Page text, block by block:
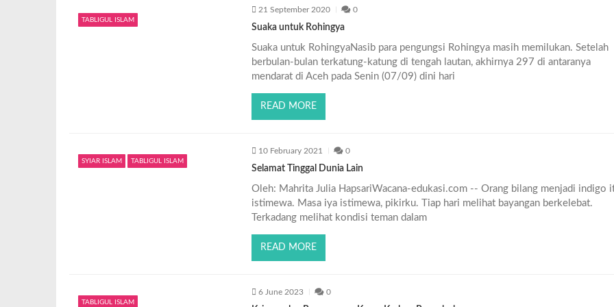
TABLIGUL ISLAM
21 September 2020 0
Suaka untuk Rohingya
Suaka untuk RohingyaNasib para pengungsi Rohingya masih memilukan. Setelah
berbulan-bulan terkatung-katung di tengah lautan, akhirnya 297 di antaranya
mendarat di Aceh pada Senin (07/09) dini hari
READ MORE
SYIAR ISLAM TABLIGUL ISLAM
10 February 2021 0
Selamat Tinggal Dunia Lain
Oleh: Mahrita Julia HapsariWacana-edukasi.com -- Orang bilang menjadi indigo
istimewa. Masa iya istimewa, pikirku. Tiap hari melihat bayangan berkelebat.
Terkadang melihat kondisi teman dalam
READ MORE
TABLIGUL ISLAM
6 June 2023 0